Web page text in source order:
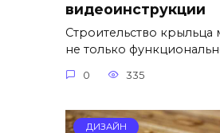
видеоинструкции
Строительство крыльца
не только
0 335
ДИЗАЙН